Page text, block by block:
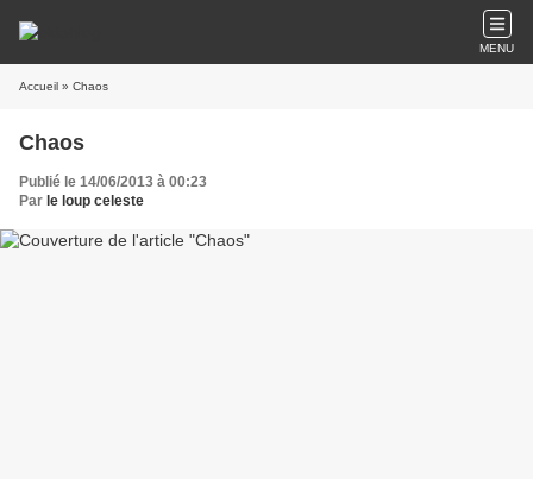
MENU
Accueil » Chaos
Chaos
Publié le 14/06/2013 à 00:23
Par le loup celeste